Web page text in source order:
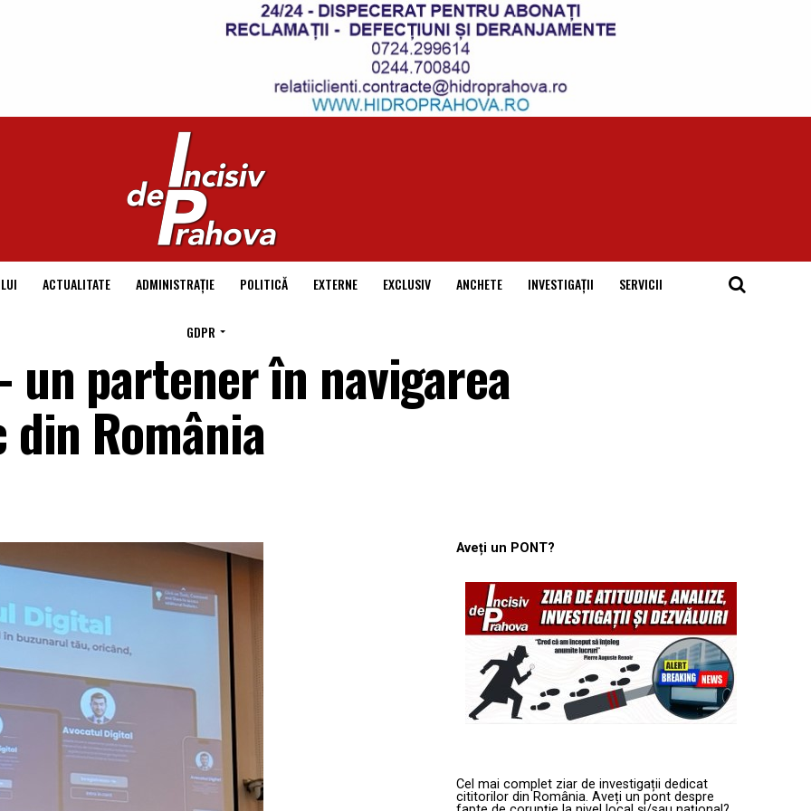
ACTUALITATE ADMINISTRAȚIE POLITICĂ EXTERNE EXCLUSIV ANCHETE INVESTIGAȚII SERVICII
GDPR
partener în navigarea
România
Aveți un PONT?
Cel mai complet ziar de investigații dedicat
cititorilor din România. Aveți un pont despre